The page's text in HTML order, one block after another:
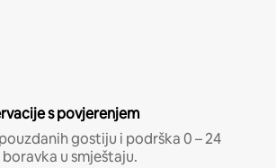
s povjerenjem
gostiju i podrška 0 – 24
u smještaju.